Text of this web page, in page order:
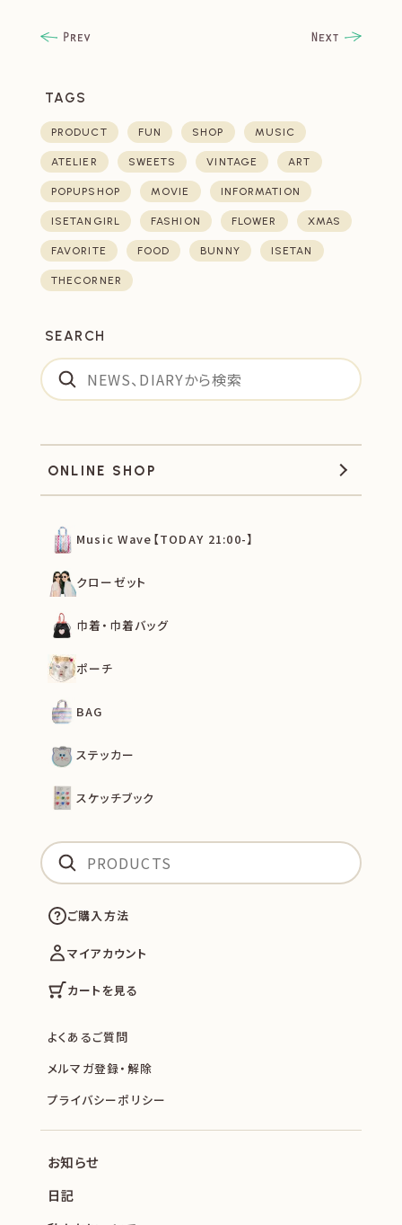
TAGS
PRODUCT FUN SHOP MUSIC
ATELIER SWEETS VINTAGE ART
POPUPSHOP MOVIE INFORMATION
ISETANGIRL FASHION FLOWER XMAS
FAVORITE FOOD BUNNY ISETAN
THECORNER
SEARCH
ONLINE SHOP
Music Wave【TODAY 21:00-】
クローゼット
巾着・巾着バッグ
ポーチ
BAG
ステッカー
スケッチブック
ご購入方法
マイアカウント
カートを見る
よくあるご質問
メルマガ登録・解除
プライバシーポリシー
お知らせ
日記